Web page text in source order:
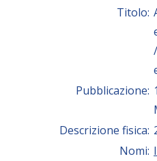
Titolo:
Pubblicazione:
Descrizione fisica:
Nomi: